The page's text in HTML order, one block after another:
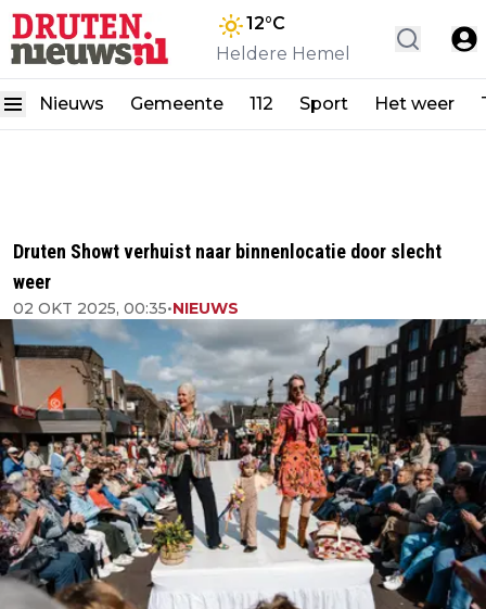
12°C
Heldere Hemel
Nieuws Gemeente 112 Sport Het weer
Druten Showt verhuist naar binnenlocatie door slecht
weer
02 OKT 2025, 00:35•NIEUWS